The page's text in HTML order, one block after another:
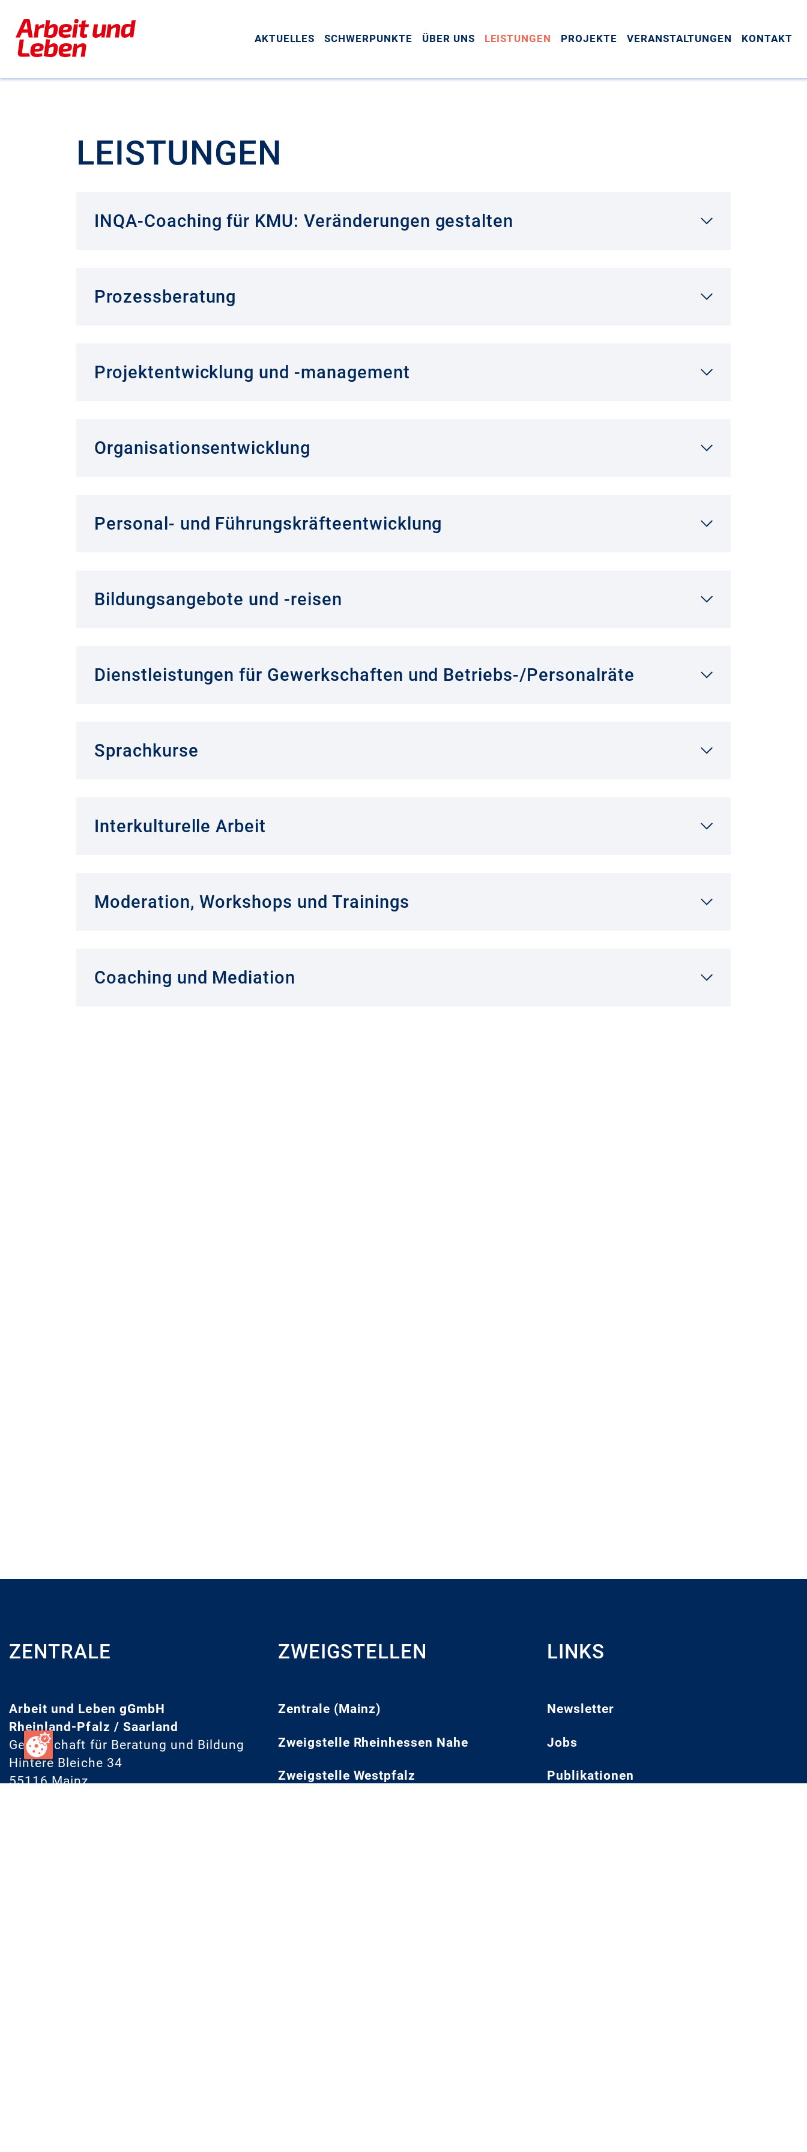
AKTUELLES SCHWERPUNKTE ÜBER UNS LEISTUNGEN PROJEKTE VERANSTALTUNGEN KONTAKT
LEISTUNGEN
INQA-Coaching für KMU: Veränderungen gestalten
Prozessberatung
Projektentwicklung und -management
Organisationsentwicklung
Personal- und Führungskräfteentwicklung
Bildungsangebote und -reisen
Dienstleistungen für Gewerkschaften und Betriebs-/Personalräte
Sprachkurse
Interkulturelle Arbeit
Moderation, Workshops und Trainings
Coaching und Mediation
ZENTRALE
Arbeit und Leben gGmbH
Rheinland-Pfalz / Saarland
Gesellschaft für Beratung und Bildung
Hintere Bleiche 34
55116 Mainz
ZWEIGSTELLEN
Zentrale (Mainz)
Zweigstelle Rheinhessen Nahe
Zweigstelle Westpfalz
LINKS
Newsletter
Jobs
Publikationen